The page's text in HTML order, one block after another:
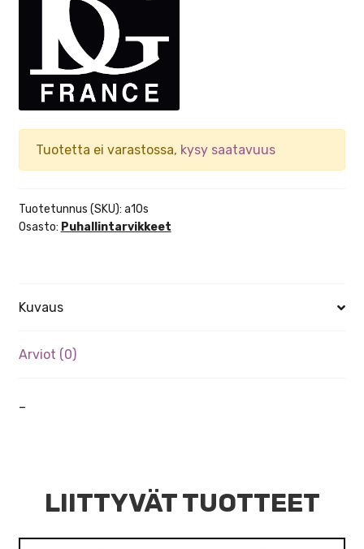
Tuotetta ei varastossa, kysy saatavuus
Tuotetunnus (SKU): a10s
Osasto: Puhallintarvikkeet
Kuvaus
Arviot (0)
–
LIITTYVÄT TUOTTEET